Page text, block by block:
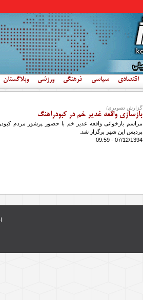
اقتصادی سیاسی فرهنگی ورزشی وبلاگستان
گزارش تصویری/
بازسازی واقعه غدیر خم در کبودراهنگ
مراسم بازخوانی واقعه غدیر خم با حضور پرشور مردم
پردیس این شهر برگزار شد.
07/12/1394 - 09:59